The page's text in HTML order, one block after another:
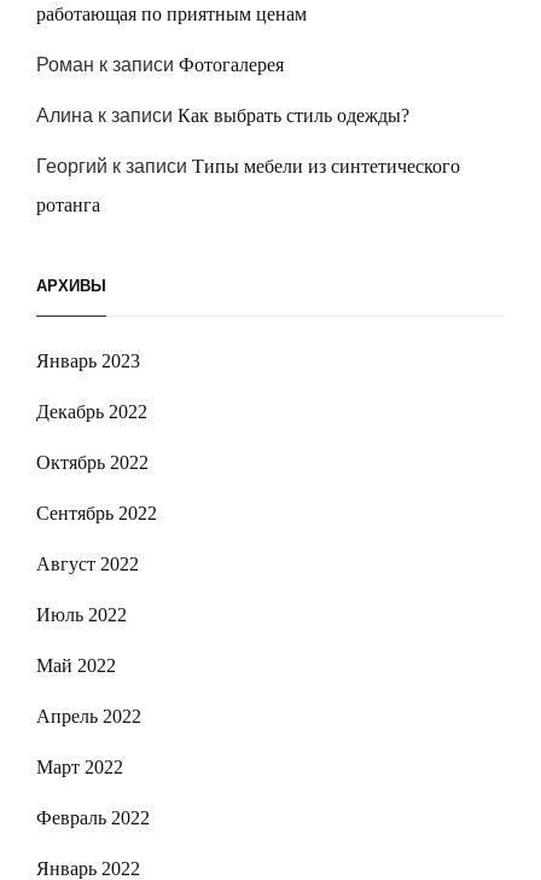
работающая по приятным ценам
Роман к записи Фотогалерея
Алина к записи Как выбрать стиль одежды?
Георгий к записи Типы мебели из синтетического
ротанга
АРХИВЫ
Январь 2023
Декабрь 2022
Октябрь 2022
Сентябрь 2022
Август 2022
Июль 2022
Май 2022
Апрель 2022
Март 2022
Февраль 2022
Январь 2022